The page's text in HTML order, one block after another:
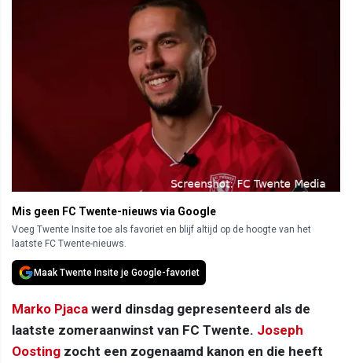
Mis geen FC Twente-nieuws via Google
Voeg Twente Insite toe als favoriet en blijf altijd op de hoogte van het
laatste FC Twente-nieuws.
Maak Twente Insite je Google-favoriet
Marko Pjaca werd dinsdag gepresenteerd als de
laatste zomeraanwinst van FC Twente. Joseph
Oosting zocht een zogenaamd kanon en die heeft